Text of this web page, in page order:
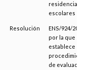
residencias
escolares
Resolución
ENS/924/2014,
por la que se
establece el
procedimiento
de evaluación y